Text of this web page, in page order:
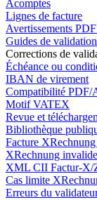
Acomptes
Lignes de facture
Avertissements
Guides de validation
Corrections de
Échéance ou
IBAN de virement
Compatibilité PDF/
Motif VATEX
Revue et
Bibliothèque
Facture
XRechnung
XML CII Factur-X/
Cas limite
Erreurs du